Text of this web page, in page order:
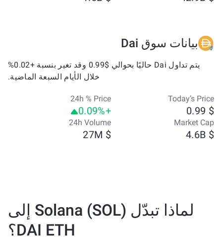
بيانات سوق Dai
يتم تداول Dai حاليًا بحوالي $0.99 وقد تغير بنسبة +0.02%
خلال الأيام السبعة الماضية.
Today’s Price
$ 0.99
24h % Price
+0.09%
Market Cap
$ 4.6B
24h Volume
$ 27M
لماذا تبدّل Solana (SOL) إلى
DAI ETH؟